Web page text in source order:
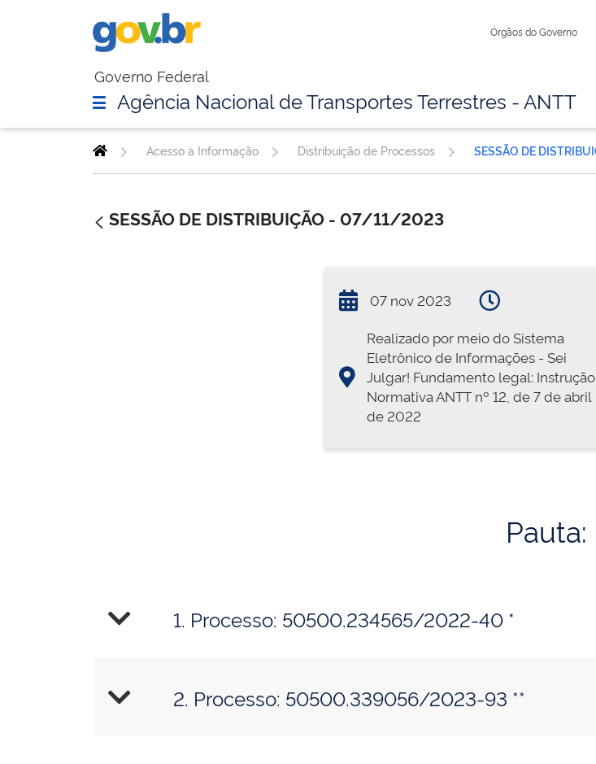
Órgãos do Governo
Governo Federal
Agência Nacional de Transportes Terrestres - ANTT
Acesso à Informação Distribuição de Processos
SESSÃO DE DISTRIBUIÇÃO - 07/11/2023
07 nov 2023
Realizado por meio do Sistema
Eletrônico de Informações - Sei
Julgar! Fundamento legal: Instrução
Normativa ANTT nº 12, de 7 de abril
de 2022
Pauta:
1. Processo: 50500.234565/2022-40 *
2. Processo: 50500.339056/2023-93 **